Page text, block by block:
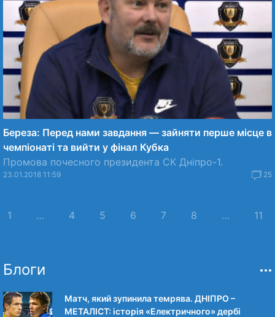
Береза: Перед нами завдання — зайняти перше місце в
чемпіонаті та вийти у фінал Кубка
Промова почесного президента СК Дніпро-1.
23.01.2018 11:59 25
1 … 4 5 6 7 8 … 11
Блоги
Матч, який зупинила темрява. ДНІПРО –
МЕТАЛІСТ: історія «Електричного» дербі